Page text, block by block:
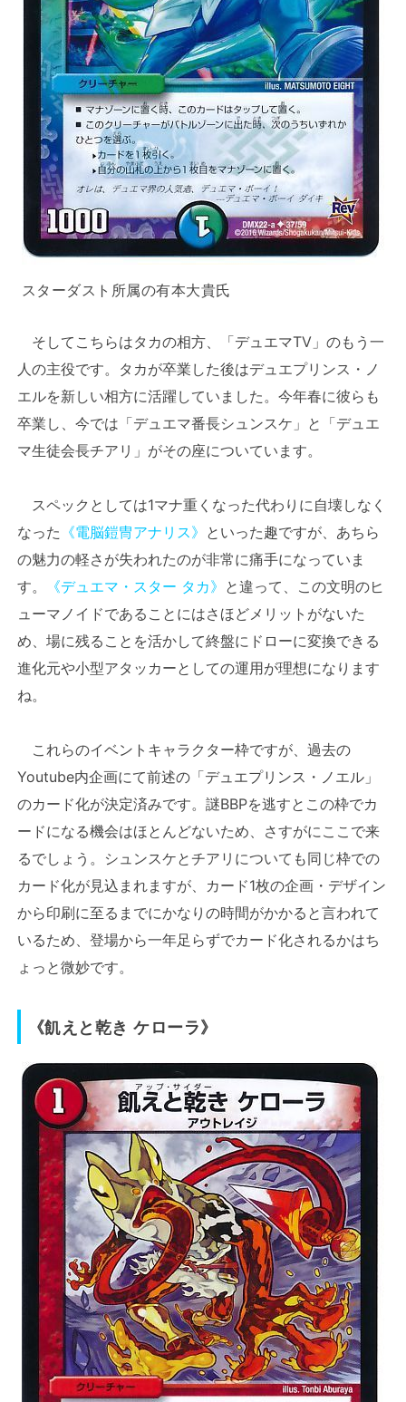
スターダスト所属の有本大貴氏
そしてこちらはタカの相方、「デュエマTV」のもう一
人の主役です。タカが卒業した後はデュエプリンス・ノ
エルを新しい相方に活躍していました。今年春に彼らも
卒業し、今では「デュエマ番長シュンスケ」と「デュエ
マ生徒会長チアリ」がその座についています。
スペックとしては1マナ重くなった代わりに自壊しなく
なった 《電脳鎧冑アナリス》 といった趣ですが、あちら
の魅力の軽さが失われたのが非常に痛手になっていま
す。
《デュエマ・スター タカ》 と違って、この文明のヒ
ューマノイドであることにはさほどメリットがないた
め、場に残ることを活かして終盤にドローに変換できる
進化元や小型アタッカーとしての運用が理想になります
ね。
これらのイベントキャラクター枠ですが、過去の
Youtube内企画にて前述の「デュエプリンス・ノエル」
のカード化が決定済みです。謎BBPを逃すとこの枠でカ
ードになる機会はほとんどないため、さすがにここで来
るでしょう。シュンスケとチアリについても同じ枠での
カード化が見込まれますが、カード1枚の企画・デザイン
から印刷に至るまでにかなりの時間がかかると言われて
いるため、登場から一年足らずでカード化されるかはち
ょっと微妙です。
《飢えと乾き ケローラ》